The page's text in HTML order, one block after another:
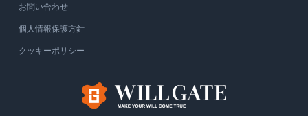
お問い合わせ
個人情報保護方針
クッキーポリシー